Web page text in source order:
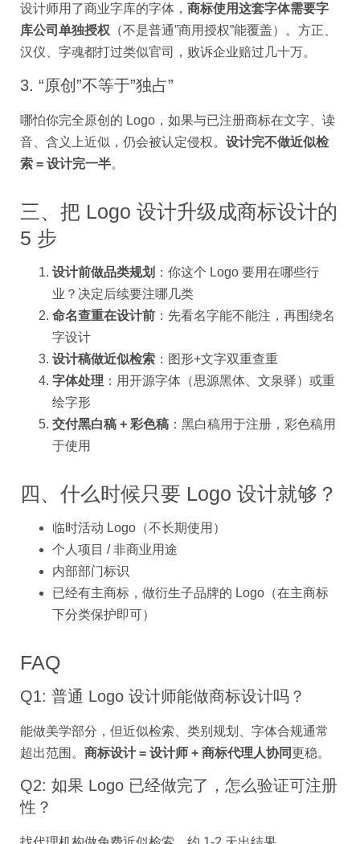
设计师用了商业字库的字体， 商标使用这套字体需要字
库公司单独授权 （不是普通”商用授权”能覆盖）。方正、
汉仪、字魂都打过类似官司，败诉企业赔过几十万。
3. “原创”不等于”独占”
哪怕你完全原创的 Logo，如果与已注册商标在文字、读
音、含义上近似，仍会被认定侵权。 设计完不做近似检
索 = 设计完一半。
三、把 Logo 设计升级成商标设计的
5 步
设计前做品类规划 ：你这个 Logo 要用在哪些行
业？决定后续要注哪几类
命名查重在设计前 ：先看名字能不能注，再围绕名
字设计
设计稿做近似检索 ：图形+文字双重查重
字体处理 ：用开源字体（思源黑体、文泉驿）或重
绘字形
交付黑白稿 + 彩色稿 ：黑白稿用于注册，彩色稿用
于使用
四、什么时候只要 Logo 设计就够？
临时活动 Logo（不长期使用）
个人项目 / 非商业用途
内部部门标识
已经有主商标，做衍生子品牌的 Logo（在主商标
下分类保护即可）
FAQ
Q1: 普通 Logo 设计师能做商标设计吗？
能做美学部分，但近似检索、类别规划、字体合规通常
超出范围。 商标设计 = 设计师 + 商标代理人协同更稳。
Q2: 如果 Logo 已经做完了，怎么验证可注册
性？